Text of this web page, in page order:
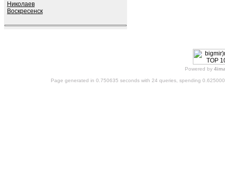
Николаев
Воскресенск
Powered by
Page generated in 0.750635 seconds with 24 queries, spending